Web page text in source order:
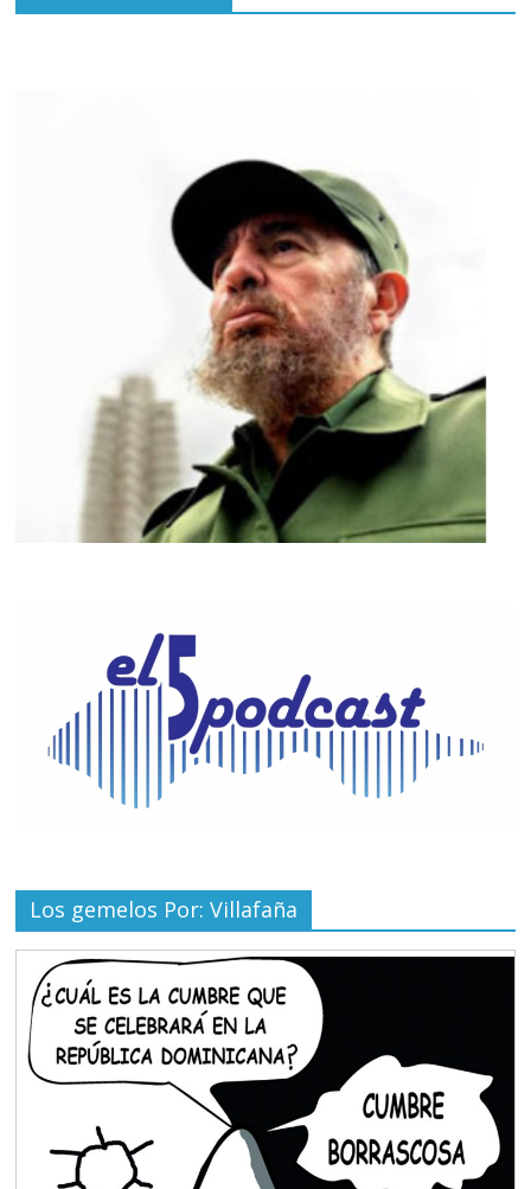
Los gemelos Por: Villafaña